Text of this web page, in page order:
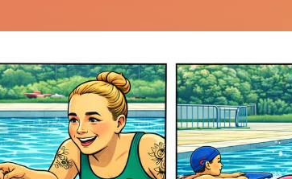
about me here...
Sohn wurde
Die liebevoll
das immer
Regnen oder
ihm, um sich mit
vertraut zu
Wir sind
Die Trainerin
großartigen
einfach
hat uns ihre
42